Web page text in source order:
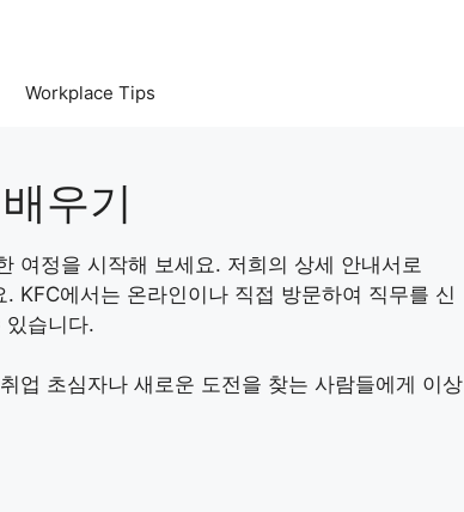
Workplace Tips
우기
여정을 시작해 보세요. 저희의 상세 안내서로
KFC에서는 온라인이나 직접 방문하여 직무를 신
있습니다.
업 초심자나 새로운 도전을 찾는 사람들에게 이상